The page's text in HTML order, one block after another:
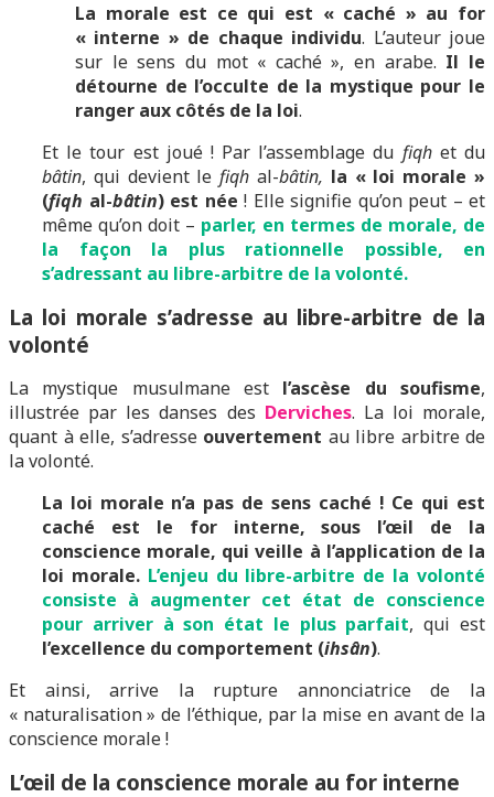
La morale est ce qui est « caché » au for
« interne » de chaque individu. L’auteur joue
sur le sens du mot « caché », en arabe. Il le
détourne de l’occulte de la mystique pour le
ranger aux côtés de la loi.
Et le tour est joué ! Par l’assemblage du fiqhet du
bâtin, qui devient lefiqh al-bâtin, la « loi morale »
(fiqh al-bâtin) est née ! Elle signifie qu’on peut – et
même qu’on doit – parler, en termes de morale, de
la façon la plus rationnelle possible, en
s’adressant au libre-arbitre de la volonté.
La loi morale s’adresse au libre-arbitre de la
volonté
La mystique musulmane est l’ascèse du soufisme,
illustrée par les danses des Derviches. La loi morale,
quant à elle, s’adresse ouvertement au libre arbitre de
la volonté.
La loi morale n’a pas de sens caché ! Ce qui est
caché est le for interne, sous l’œil de la
conscience morale, qui veille à l’application de la
loi morale. L’enjeu du libre-arbitre de la volonté
consiste à augmenter cet état de conscience
pour arriver à son état le plus parfait, qui est
l’excellence du comportement (ihsân).
Et ainsi, arrive la rupture annonciatrice de la
« naturalisation » de l’éthique, par la mise en avant de la
conscience morale !
L’œil de la conscience morale au for interne